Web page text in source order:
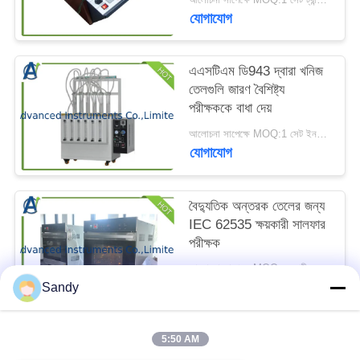
PRIVACY
POLICY
যোগাযোগ
এএসটিএম ডি943 দ্বারা খনিজ
তেলগুলি জারণ বৈশিষ্ট্য
পরীক্ষককে বাধা দেয়
আলোচনা সাপেক্ষে MOQ:1 সেট ইনহিবিটেড মিনারেল অয়েল জারণ বৈশিষ্ট্য পরীক্ষক
যোগাযোগ
বৈদ্যুতিক অন্তরক তেলের জন্য
IEC 62535 ক্ষয়কারী সালফার
পরীক্ষক
আলোচনা সাপেক্ষে MOQ:ক্ষয়কারী সুলফার পরীক্ষক 1 সেট
Sandy
5:50 AM